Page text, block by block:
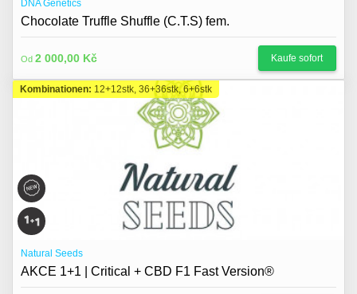
DNA Genetics
Chocolate Truffle Shuffle (C.T.S) fem.
Od 2 000,00 Kč Kaufe sofort
Kombinationen: 12+12stk, 36+36stk, 6+6stk
Natural Seeds
AKCE 1+1 | Critical + CBD F1 Fast Version®